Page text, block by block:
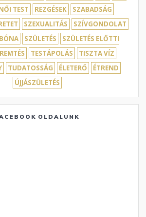
TEST REZGÉSEK
SZABADSÁG
SZEXUALITÁS
SZÍVGONDOLAT
SZÜLETÉS
SZÜLETÉS ELŐTTI
TESTÁPOLÁS
TISZTA VÍZ
TUDATOSSÁG ÉLETERŐ
ÉTREND
ÚJJÁSZÜLETÉS
OLDALUNK